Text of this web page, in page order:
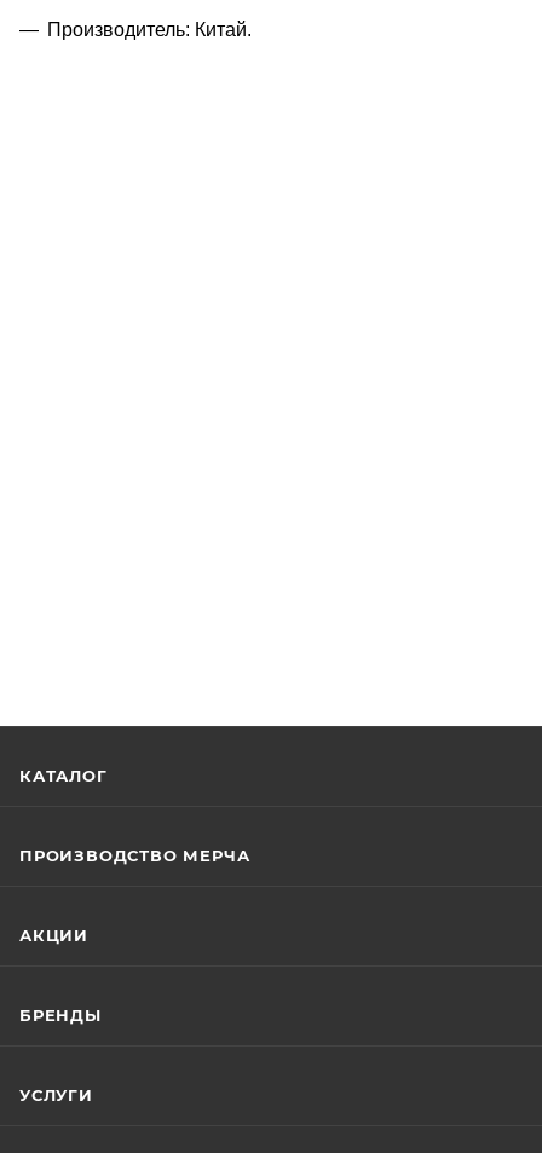
Производитель: Китай.
КАТАЛОГ
ПРОИЗВОДСТВО МЕРЧА
АКЦИИ
БРЕНДЫ
УСЛУГИ